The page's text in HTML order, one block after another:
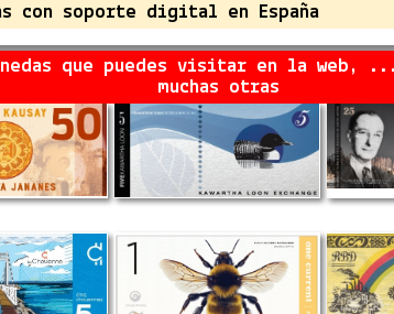
con soporte digital en España
que puedes visitar en la web,
muchas otras